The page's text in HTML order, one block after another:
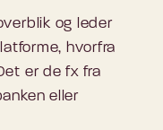
og leder
hvorfra
er de fx fra
eller